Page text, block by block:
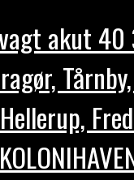
akut